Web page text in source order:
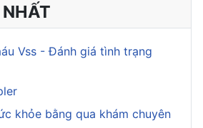
Vss - Đánh giá tình trạng
khỏe bằng qua khám chuyên